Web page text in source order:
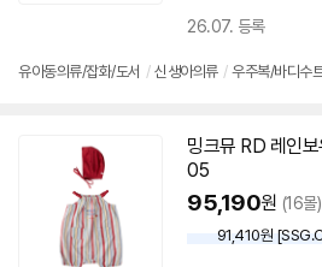
26.07. 등록
유아동의류/잡화/도서 / 신생아의류 / 우주복/바디수
밍크뮤 RD 레인
05
95,190원 (16몰)
91,410원